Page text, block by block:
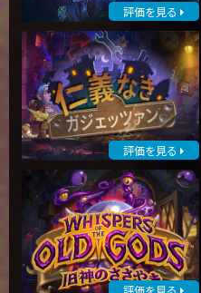
評価を見る
評価を見る
評価を見る